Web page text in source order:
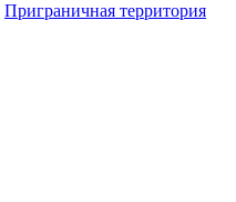
Приграничная территория